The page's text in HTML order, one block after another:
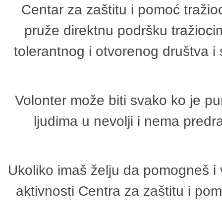
Centar za zaštitu i pomoć
pruže direktnu podršku
tolerantnog i otvorenog društva
Volonter može biti svako ko je
ljudima u nevolji i nema
Ukoliko imaš želju da pomogneš
aktivnosti Centra za zaštitu i